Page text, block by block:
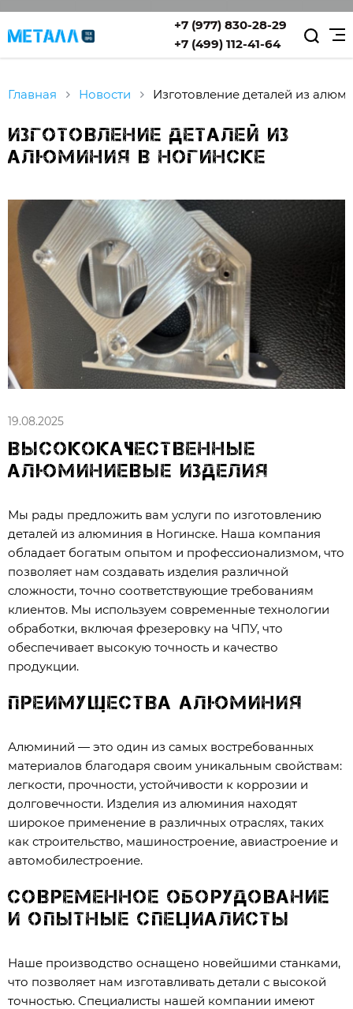
+7 (977) 830-28-29
+7 (499) 112-41-64
Главная Новости Изготовление деталей из
Изготовление деталей из
алюминия в Ногинске
19.08.2025
Высококачественные
алюминиевые изделия
Мы рады предложить вам услуги по изготовлению
деталей из алюминия в Ногинске. Наша компания
обладает богатым опытом и профессионализмом, что
позволяет нам создавать изделия различной
сложности, точно соответствующие требованиям
клиентов. Мы используем современные технологии
обработки, включая фрезеровку на ЧПУ, что
обеспечивает высокую точность и качество
продукции.
Преимущества алюминия
Алюминий — это один из самых востребованных
материалов благодаря своим уникальным свойствам:
легкости, прочности, устойчивости к коррозии и
долговечности. Изделия из алюминия находят
широкое применение в различных отраслях, таких
как строительство, машиностроение, авиастроение и
автомобилестроение.
Современное оборудование
и опытные специалисты
Наше производство оснащено новейшими станками,
что позволяет нам изготавливать детали с высокой
точностью. Специалисты нашей компании имеют